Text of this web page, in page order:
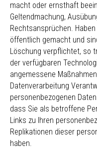
macht oder ernsthaft
Geltendmachung,
Rechtsansprüchen.
öffentlich gemacht und
Löschung verpflichtet, so
der verfügbaren
angemessene
Datenverarbeitung
personenbezogenen
dass Sie als betroffene
Links zu Ihren
Replikationen dieser
haben.